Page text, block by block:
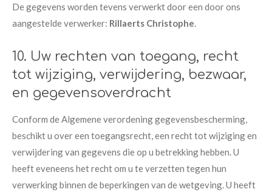
De gegevens worden tevens verwerkt door een door ons
aangestelde verwerker: Rillaerts Christophe.
10. Uw rechten van toegang, recht
tot wijziging, verwijdering, bezwaar,
en gegevensoverdracht
Conform de Algemene verordening gegevensbescherming,
beschikt u over een toegangsrecht, een recht tot wijziging en
verwijdering van gegevens die op u betrekking hebben. U
heeft eveneens het recht om u te verzetten tegen hun
verwerking binnen de beperkingen van de wetgeving. U heeft